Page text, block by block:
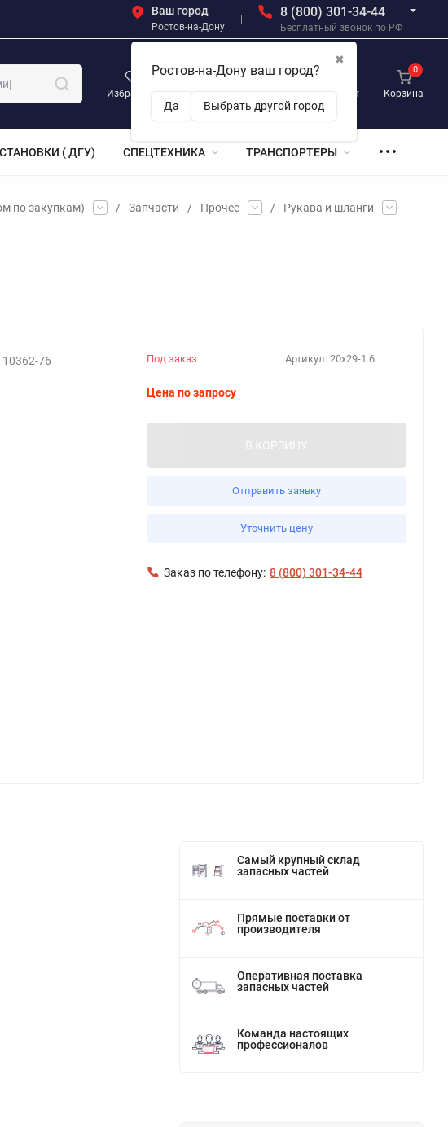
Ваш город
Ростов-на-Дону
✖
Ростов-на-Дону ваш город?
Да Выбрать другой город
8 (800) 301-34-44
Бесплатный звонок по РФ
Избранное
0
Личный кабинет Корзина
0
( ДГУ) СПЕЦТЕХНИКА ТРАНСПОРТЕРЫ
по закупкам) / Запчасти / Прочее / Рукава и шланги
76 Артикул: 20х29-1.6
Под заказ
Цена по запросу
В КОРЗИНУ
Отправить заявку
Уточнить цену
Заказ по телефону: 8 (800) 301-34-44
Самый крупный склад
запасных частей
Прямые поставки от
производителя
Оперативная поставка
запасных частей
Команда настоящих
профессионалов